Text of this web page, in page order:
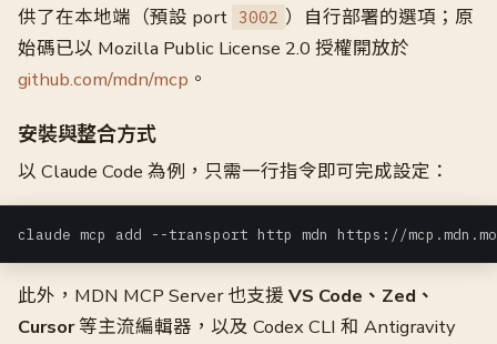
供了在本地端（預設 port 3002 ）自行部署的選項；原
始碼已以 Mozilla Public License 2.0 授權開放於
github.com/mdn/mcp 。
安裝與整合方式
以 Claude Code 為例，只需一行指令即可完成設定：
claude mcp add --transport http mdn https://
此外，MDN MCP Server 也支援 VS Code、Zed、
Cursor等主流編輯器，以及 Codex CLI 和 Antigravity